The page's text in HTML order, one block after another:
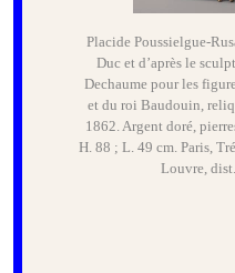
Placide Poussielgue-
Duc et d’après le
Dechaume pour les
et du roi Baudouin,
1862. Argent doré,
H. 88 ; L. 49 cm. Paris,
Louvre,